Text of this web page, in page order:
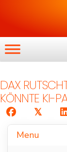
DAX
KÖNNTE KI-
𝕏
Menu